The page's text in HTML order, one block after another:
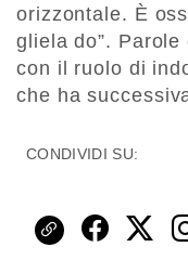
orizzontale. È
gliela do”.
con il ruolo di
che ha
CONDIVIDI SU: